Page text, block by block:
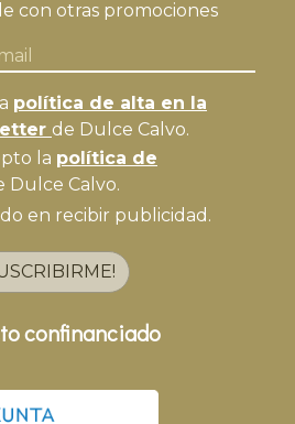
con otras promociones
política de alta en la
de Dulce Calvo.
la política de
Dulce Calvo.
en recibir publicidad.
confinanciado